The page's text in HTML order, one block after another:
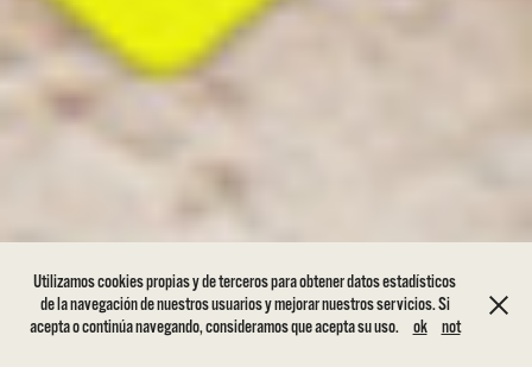
Utilizamos cookies propias y de terceros para obtener datos estadísticos
de la navegación de nuestros usuarios y mejorar nuestros servicios. Si
acepta o continúa navegando, consideramos que acepta su uso.
ok not